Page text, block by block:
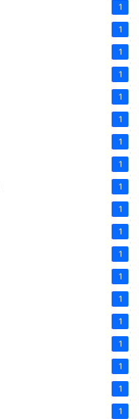
1
1
1
1
1
1
1
1
1
1
1
1
1
1
1
1
1
1
1